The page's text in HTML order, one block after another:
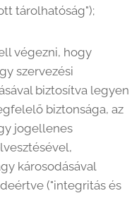
tárolhatóság");
végezni, hogy
szervezési
biztosítva legyen
biztonsága, az
jogellenes
károsodásával
("integritás és